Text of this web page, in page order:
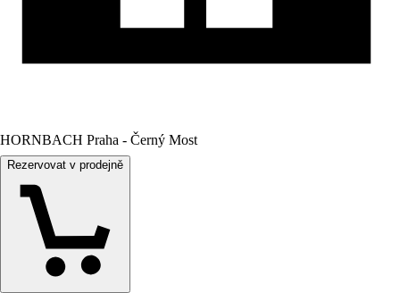
HORNBACH Praha - Černý Most
Rezervovat v prodejně